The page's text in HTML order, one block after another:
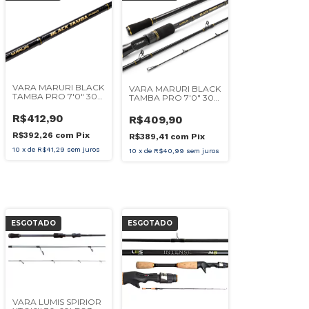
VARA MARURI BLACK
TAMBA PRO 7'0" 30-
R$412,90
R$392,26 com Pix
10 x de R$41,29 sem juros
VARA MARURI BLACK
TAMBA PRO 7'0" 30-
R$409,90
R$389,41 com Pix
10 x de R$40,99 sem juros
ESGOTADO
VARA LUMIS SPIRIOR
ESGOTADO